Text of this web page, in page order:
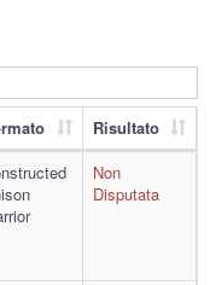
Risultato
Non
Disputata